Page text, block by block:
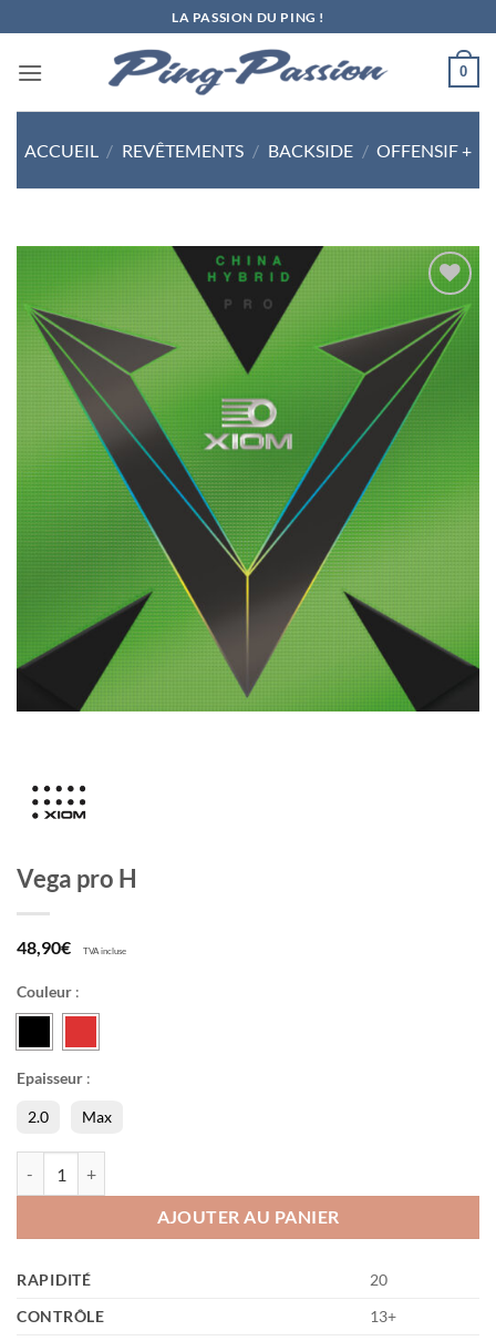
au
contenu
LA PASSION DU PING !
0
ACCUEIL / REVÊTEMENTS / BACKSIDE / OFFENSIF +
Ajouter
aux
souhaits
Vega pro H
48,90€ TVA incluse
Couleur :
Epaisseur :
2.0 Max
AJOUTER AU PANIER
RAPIDITÉ
20
CONTRÔLE
13+